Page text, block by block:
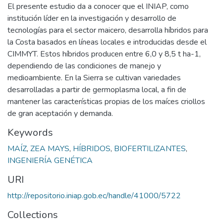
El presente estudio da a conocer que el INIAP, como
institución líder en la investigación y desarrollo de
tecnologías para el sector maicero, desarrolla híbridos para
la Costa basados en líneas locales e introducidas desde el
CIMMYT. Estos híbridos producen entre 6,0 y 8,5 t ha-1,
dependiendo de las condiciones de manejo y
medioambiente. En la Sierra se cultivan variedades
desarrolladas a partir de germoplasma local, a fin de
mantener las características propias de los maíces criollos
de gran aceptación y demanda.
Keywords
MAÍZ, ZEA MAYS, HÍBRIDOS, BIOFERTILIZANTES,
INGENIERÍA GENÉTICA
URI
http://repositorio.iniap.gob.ec/handle/41000/5722
Collections